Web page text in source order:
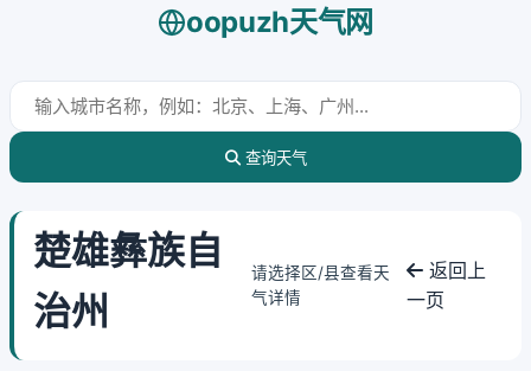
oopuzh天气网
查询天气
楚雄彝族自
治州
请选择区/县查看天
气详情
返回上
一页